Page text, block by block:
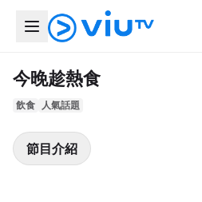
今晚趁熱食
飲食 人氣話題
節目介紹